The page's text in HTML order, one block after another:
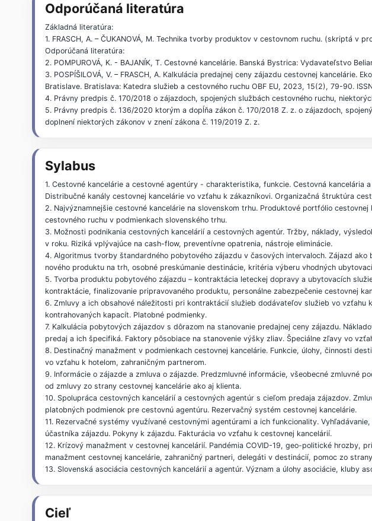
Odporúčaná literatúra
Základná literatúra:
1. FRASCH, A. – ČUKANOVÁ, M. Technika tvorby produktov v cestovnom ruchu. (skriptá v
Odporúčaná literatúra:
2. POMPUROVÁ, K. - BAJANÍK, T. Cestovné kancelárie. Banská Bystrica: Vydavateľstvo
3. POSPÍŠILOVÁ, V. – FRASCH, A. Kalkulácia predajnej ceny zájazdu cestovnej
Bratislave. Bratislava: Katedra služieb a cestovného ruchu OBF EU, 2023, 15(2), 79-90.
4. Právny predpis č. 170/2018 o zájazdoch, spojených službách cestovného ruchu,
5. Právny predpis č. 136/2020 ktorým a dopĺňa zákon č. 170/2018 Z. z. o zájazdoch,
doplnení niektorých zákonov v znení zákona č. 119/2019 Z. z.
Sylabus
1. Cestovné kancelárie a cestovné agentúry - charakteristika, funkcie. Cestovná
Distribučné kanály cestovnej kancelárie vo vzťahu k zákazníkovi. Organizačná štruktúra
2. Najvýznamnejšie cestovné kancelárie na slovenskom trhu. Produktové portfólio
cestovného ruchu v podmienkach slovenského trhu.
3. Možnosti podnikania cestovných kancelárií a cestovných agentúr. Tržby, náklady,
v roku. Riziká vplývajúce na cash-flow, preventívne opatrenia, nástroje eliminácie.
4. Algoritmus tvorby štandardného pobytového zájazdu v časových intervaloch. Zájazd
nového produktu na trh, osobné preskúmanie destinácie, kritéria výberu vhodných
5. Tvorba produktu pobytového zájazdu – kontraktácia leteckej dopravy a ubytovacích
kontraktácie, finalizovanie pripravovaného produktu, personálne zabezpečenie cestovnej
6. Zmluvy a ich obsahové náležitosti pri kontraktácií služieb dodávateľov služieb vo vzťahu
kontrahovaných kapacít. Platobné podmienky.
7. Kalkulácia pobytových zájazdov s dôrazom na stanovanie predajnej ceny zájazdu.
predaj a ich špecifiká. Faktory pôsobiace na stanovenie výšky zliav. Špeciálne zľavy vo
8. Destinačný manažment v podmienkach cestovnej kancelárie. Funkcie, úlohy, činnosti
vo vzťahu k hotelom, zahraničným partnerom.
9. Informácie o zájazde a zmluva o zájazde. Predzmluvné informácie, všeobecné zmluvné
od zmluvy zo strany cestovnej kancelárie ako aj klienta.
10. Spolupráca cestovných kancelárií a cestovných agentúr s cieľom predaja zájazdov.
platobných podmienok pre cestovnú agentúru. Rezervačný systém cestovnej kancelárie.
11. Rezervačné systémy využívané cestovnými agentúrami a ich funkcionality.
účastníka zájazdu. Pokyny k zájazdu. Fakturácia vo vzťahu k cestovnej kancelárií.
12. Krízový manažment v cestovnej kancelárií. Pandémia COVID-19, geo-politické
manažment cestovnej kancelárie, zahraničný partneri, delegáti v destinácií, pomoc zo
13. Slovenská asociácia cestovných kancelárií a agentúr. Význam a úlohy asociácie, kluby
Cieľ